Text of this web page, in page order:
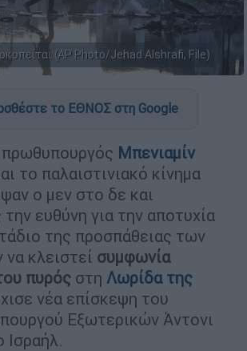
(AP Photo/Jehad Alshrafi, File)
το ΕΘΝΟΣ στη Google
πρωθυπουργός Μπενιαμίν
το παλαιστινιακό κίνημα
ο μεν στο δε και
ευθύνη για την αποτυχία
της προσπάθειας των
κλειστεί συμφωνία
πυρός στη Λωρίδα της
νέα επίσκεψη του
Εξωτερικών Άντονι
Ισραήλ.